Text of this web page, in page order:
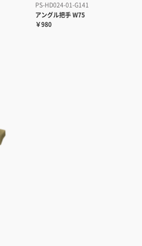
PS-HD024-01-G141
アングル把手 W75
￥980